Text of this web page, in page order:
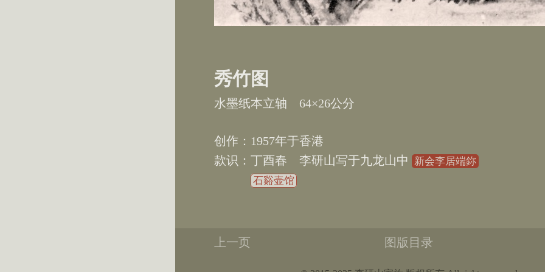
秀竹图
水墨纸本立轴 64×26
1957
香港
丁酉春 李研山写于九龙山中
新会李居端鉨
石谿壶馆
上一页 图版目录